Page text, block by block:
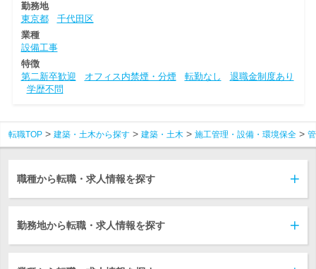
勤務地
東京都
千代田区
業種
設備工事
特徴
第二新卒歓迎
オフィス内禁煙・分煙 転勤なし
退職金制度あり
学歴不問
転職TOP 建築・土木から探す 建築・土木 施工管理・設備・環境保全
職種から転職・求人情報を探す
勤務地から転職・求人情報を探す